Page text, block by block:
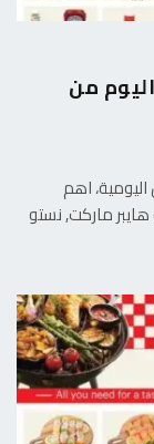
من
اهم
ماركت, نستو